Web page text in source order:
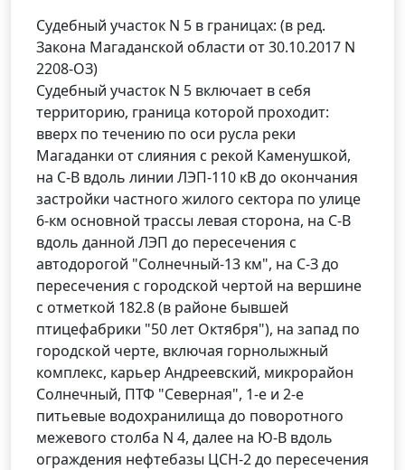
Судебный участок N 5 в границах: (в ред.
Закона Магаданской области от 30.10.2017 N
2208-ОЗ)
Судебный участок N 5 включает в себя
территорию, граница которой проходит:
вверх по течению по оси русла реки
Магаданки от слияния с рекой Каменушкой,
на С-В вдоль линии ЛЭП-110 кВ до окончания
застройки частного жилого сектора по улице
6-км основной трассы левая сторона, на С-В
вдоль данной ЛЭП до пересечения с
автодорогой "Солнечный-13 км", на С-З до
пересечения с городской чертой на вершине
с отметкой 182.8 (в районе бывшей
птицефабрики "50 лет Октября"), на запад по
городской черте, включая горнолыжный
комплекс, карьер Андреевский, микрорайон
Солнечный, ПТФ "Северная", 1-е и 2-е
питьевые водохранилища до поворотного
межевого столба N 4, далее на Ю-В вдоль
ограждения нефтебазы ЦСН-2 до пересечения